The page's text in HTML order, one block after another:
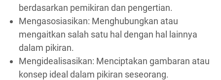
berdasarkan pemikiran dan pengertian.
Mengasosiasikan: Menghubungkan atau
mengaitkan salah satu hal dengan hal lainnya
dalam pikiran.
Mengidealisasikan: Menciptakan gambaran atau
konsep ideal dalam pikiran seseorang.